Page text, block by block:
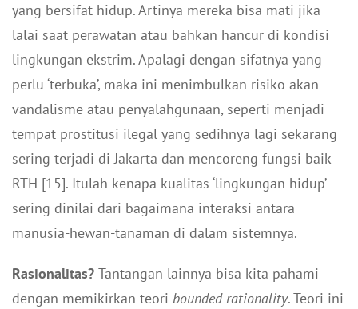
yang bersifat hidup. Artinya mereka bisa mati jika
lalai saat perawatan atau bahkan hancur di kondisi
lingkungan ekstrim. Apalagi dengan sifatnya yang
perlu ‘terbuka’, maka ini menimbulkan risiko akan
vandalisme atau penyalahgunaan, seperti menjadi
tempat prostitusi ilegal yang sedihnya lagi sekarang
sering terjadi di Jakarta dan mencoreng fungsi baik
RTH [15]. Itulah kenapa kualitas ‘lingkungan hidup’
sering dinilai dari bagaimana interaksi antara
manusia-hewan-tanaman di dalam sistemnya.
Rasionalitas? Tantangan lainnya bisa kita pahami
dengan memikirkan teori bounded rationality. Teori ini